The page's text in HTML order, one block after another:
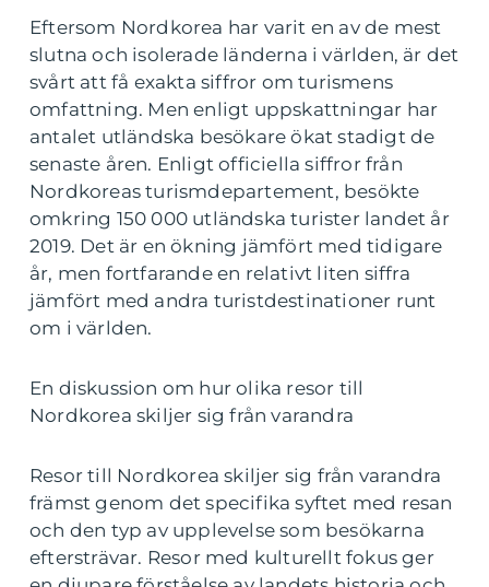
Eftersom Nordkorea har varit en av de mest
slutna och isolerade länderna i världen, är det
svårt att få exakta siffror om turismens
omfattning. Men enligt uppskattningar har
antalet utländska besökare ökat stadigt de
senaste åren. Enligt officiella siffror från
Nordkoreas turismdepartement, besökte
omkring 150 000 utländska turister landet år
2019. Det är en ökning jämfört med tidigare
år, men fortfarande en relativt liten siffra
jämfört med andra turistdestinationer runt
om i världen.
En diskussion om hur olika resor till
Nordkorea skiljer sig från varandra
Resor till Nordkorea skiljer sig från varandra
främst genom det specifika syftet med resan
och den typ av upplevelse som besökarna
eftersträvar. Resor med kulturellt fokus ger